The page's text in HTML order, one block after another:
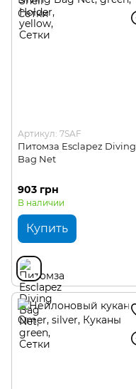
Артикул: 7SAF
Питомза Esclapez Diving
Bag Net
903 грн
В наличии
Купить